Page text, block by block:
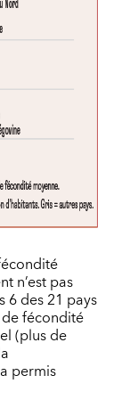
n’est pas
6 des 21 pays
fécondité
(plus de
permis